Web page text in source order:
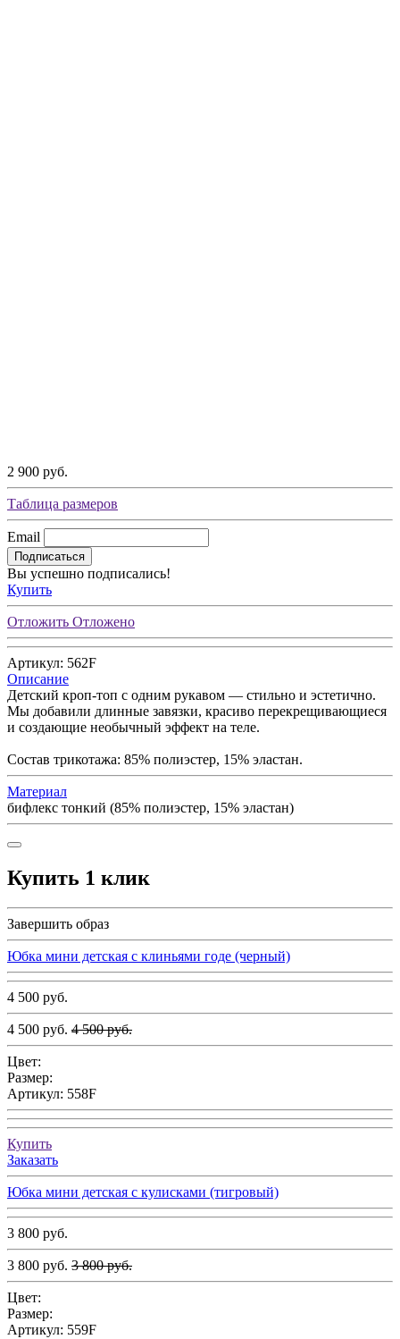
2 900 руб.
Таблица размеров
Email
Подписаться
Вы успешно подписались!
Купить
Отложить Отложено
Артикул: 562F
Описание
Детский кроп-топ с одним рукавом — стильно и эстетично.
Мы добавили длинные завязки, красиво перекрещивающиеся
и создающие необычный эффект на теле.
Состав трикотажа: 85% полиэстер, 15% эластан.
Материал
бифлекс тонкий (85% полиэстер, 15% эластан)
Купить 1 клик
Завершить образ
Юбка мини детская с клиньями годе (черный)
4 500 руб.
4 500 руб. 4 500 руб.
Цвет:
Размер:
Артикул: 558F
Купить
Заказать
Юбка мини детская с кулисками (тигровый)
3 800 руб.
3 800 руб. 3 800 руб.
Цвет:
Размер:
Артикул: 559F